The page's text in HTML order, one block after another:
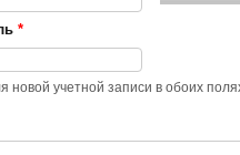
*
новой учетной записи в обоих